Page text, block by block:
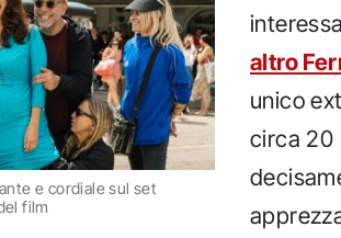
e cordiale sul set
film
altro
unico
circa 20